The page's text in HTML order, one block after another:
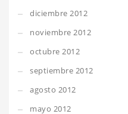
diciembre 2012
noviembre 2012
octubre 2012
septiembre 2012
agosto 2012
mayo 2012